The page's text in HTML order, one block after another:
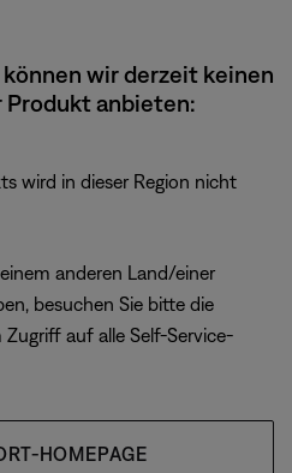
wir derzeit keinen
anbieten:
wird in dieser Region nicht
anderen Land/einer
besuchen Sie bitte die
auf alle Self-Service-
HOMEPAGE